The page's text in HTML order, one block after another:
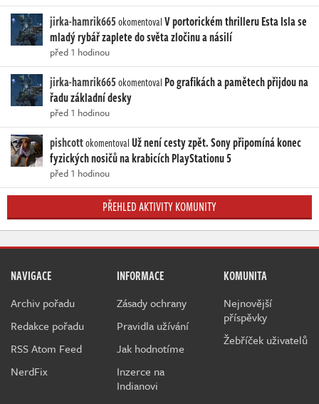
jirka-hamrik665okomentovalV portorickém thrilleru Esta Isla se
mladý rybář zaplete do světa zločinu a násilí
před 1 hodinou
jirka-hamrik665okomentoval Po grafikách a pamětech přijdou na
řadu základní desky
před 1 hodinou
pishcottokomentovalUž není cesty zpět. Sony připomíná konec
fyzických nosičů na krabicích PlayStationu 5
před 1 hodinou
PŘEHLED AKTIVITY KOMUNITY
NAVIGACE
Archiv pořadu
Redakce pořadu
RSS Atom Feed
NerdFix
INFORMACE
Zásady ochrany
Pravidla užívání
Jak hodnotíme
Inzerce na
Indianovi
KOMUNITA
Nejnovější
příspěvky
Žebříček uživatelů